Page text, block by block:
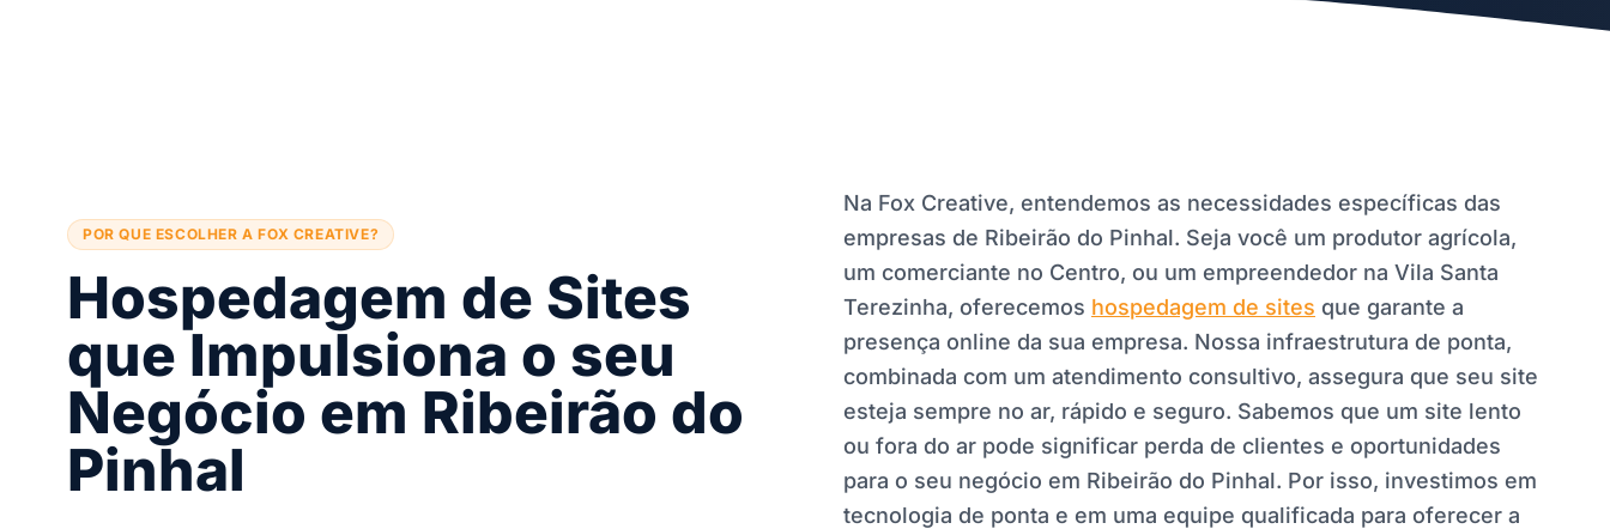
POR QUE ESCOLHER A FOX CREATIVE?
Hospedagem de Sites
que Impulsiona o seu
Negócio em Ribeirão do
Pinhal
Na Fox Creative, entendemos as necessidades específicas das
empresas de Ribeirão do Pinhal. Seja você um produtor agrícola,
um comerciante no Centro, ou um empreendedor na Vila Santa
Terezinha, oferecemos hospedagem de sites que garante a
presença online da sua empresa. Nossa infraestrutura de ponta,
combinada com um atendimento consultivo, assegura que seu site
esteja sempre no ar, rápido e seguro. Sabemos que um site lento
ou fora do ar pode significar perda de clientes e oportunidades
para o seu negócio em Ribeirão do Pinhal. Por isso, investimos em
tecnologia de ponta e em uma equipe qualificada para oferecer a